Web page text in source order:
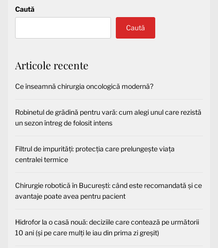
Caută
Caută
Articole recente
Ce înseamnă chirurgia oncologică modernă?
Robinetul de grădină pentru vară: cum alegi unul care rezistă
un sezon întreg de folosit intens
Filtrul de impurități: protecția care prelungește viața
centralei termice
Chirurgie robotică în București: când este recomandată și ce
avantaje poate avea pentru pacient
Hidrofor la o casă nouă: deciziile care contează pe următorii
10 ani (și pe care mulți le iau din prima zi greșit)